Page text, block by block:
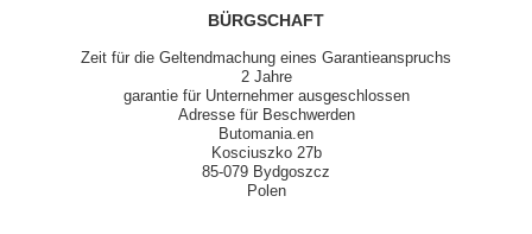
BÜRGSCHAFT
Zeit für die Geltendmachung eines Garantieanspruchs
2 Jahre
garantie für Unternehmer ausgeschlossen
Adresse für Beschwerden
Butomania.en
Kosciuszko 27b
85-079 Bydgoszcz
Polen